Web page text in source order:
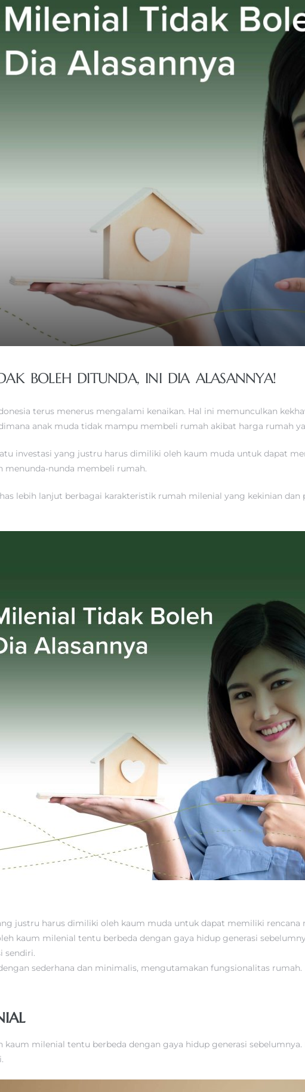
BOLEH DITUNDA, INI DIA ALASANNYA!
terus menerus mengalami kenaikan. Hal ini memunculkan
anak muda tidak mampu membeli rumah akibat harga rumah
investasi yang justru harus dimiliki oleh kaum muda untuk dapat
menunda-nunda membeli rumah.
lebih lanjut berbagai karakteristik rumah milenial yang kekinian
justru harus dimiliki oleh kaum muda untuk dapat memiliki rencana
kaum milenial tentu berbeda dengan gaya hidup generasi
sendiri.
sederhana dan minimalis, mengutamakan fungsionalitas rumah.
milenial tentu berbeda dengan gaya hidup generasi